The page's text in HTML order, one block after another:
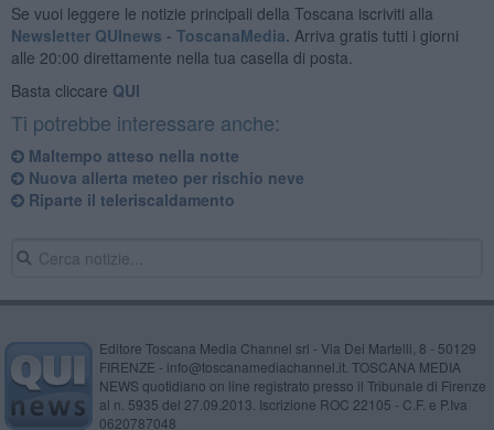
Se vuoi leggere le notizie principali della Toscana iscriviti alla
Newsletter QUInews - ToscanaMedia. Arriva gratis tutti i giorni
alle 20:00 direttamente nella tua casella di posta.
Basta cliccare QUI
Ti potrebbe interessare anche:
Maltempo atteso nella notte
Nuova allerta meteo per rischio neve
Riparte il teleriscaldamento
Editore Toscana Media Channel srl - Via Dei Martelli, 8 - 50129
FIRENZE - info@toscanamediachannel.it. TOSCANA MEDIA
NEWS quotidiano on line registrato presso il Tribunale di Firenze
al n. 5935 del 27.09.2013. Iscrizione ROC 22105 - C.F. e P.Iva
0620787048